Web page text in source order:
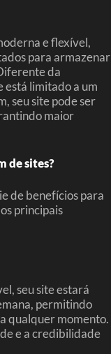
e flexível,
para armazenar
da
está limitado a um
seu site pode ser
maior
de sites?
de benefícios para
principais
seu site estará
permitindo
qualquer momento.
e a credibilidade